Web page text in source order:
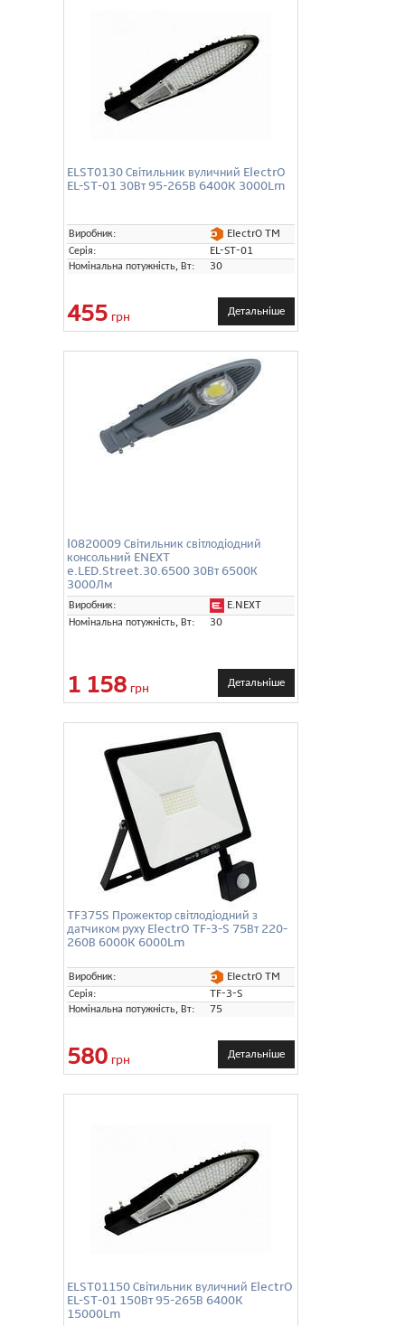
ELST0130 Світильник вуличний ElectrO
EL-ST-01 30Вт 95-265В 6400K 3000Lm
Виробник:
ElectrO TM
Серія:
EL-ST-01
Номінальна потужність, Вт:
30
455 грн Детальніше
l0820009 Світильник світлодіодний
консольний ENEXT
e.LED.Street.30.6500 30Вт 6500К
3000Лм
Виробник:
E.NEXT
Номінальна потужність, Вт:
30
1 158 грн Детальніше
TF375S Прожектор світлодіодний з
датчиком руху ElectrO TF-3-S 75Вт 220-
260В 6000K 6000Lm
Виробник:
ElectrO TM
Серія:
TF-3-S
Номінальна потужність, Вт:
75
580 грн Детальніше
ELST01150 Світильник вуличний ElectrO
EL-ST-01 150Вт 95-265В 6400K
15000Lm